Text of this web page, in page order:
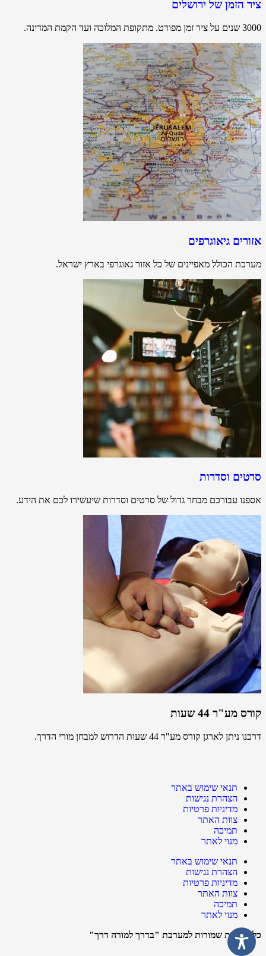
ציר הזמן של ירושלים
3000 שנים על ציר זמן מפורט. מתקופת המלוכה ועד הקמת המדינה.
אזורים גיאוגרפים
מערכת הכולל מאפיינים של כל אזור גאוגרפי בארץ ישראל.
סרטים וסדרות
אספנו עבורכם מבחר גדול של סרטים וסדרות שיעשירו לכם את הידע.
קורס מע"ר 44 שעות
דרכנו ניתן לארגן קורס מע"ר 44 שעות הדרוש למבחן מורי הדרך.
תנאי שימוש באתר
הצהרת נגישות
מדיניות פרטיות
צוות האתר
תמיכה
מנוי לאתר
תנאי שימוש באתר
הצהרת נגישות
מדיניות פרטיות
צוות האתר
תמיכה
מנוי לאתר
כל הזכויות שמורות למערכת "בדרך למורה דרך"